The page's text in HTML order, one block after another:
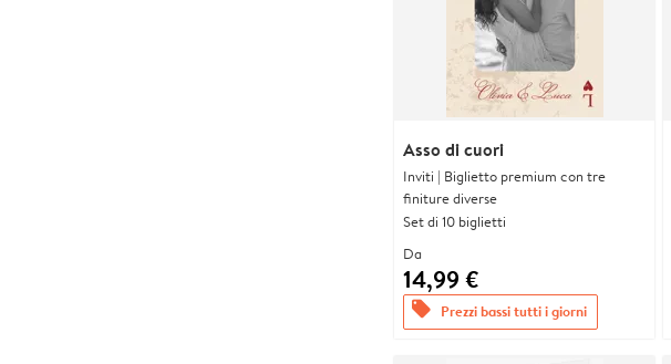
Asso di cuori
Inviti | Biglietto premium con tre
finiture diverse
Set di 10 biglietti
Da
14,99 €
offers Prezzi bassi tutti i giorni